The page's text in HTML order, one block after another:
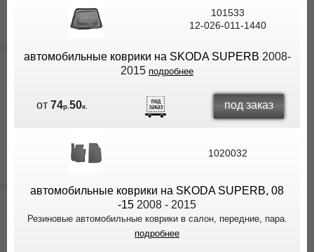
101533
12-026-011-1440
автомобильные коврики на SKODA SUPERB 2008-
2015 подробнее
от74р.50к. под заказ
1020032
автомобильные коврики на SKODA SUPERB, 08
-15 2008 - 2015
Резиновые автомобильные коврики в салон, передние, пара.
подробнее